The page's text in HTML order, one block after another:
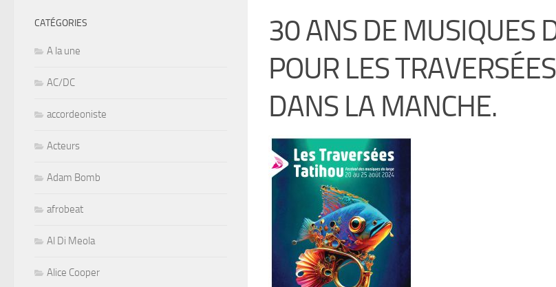
30 ANS DE MUSIQUES
POUR LES
DANS LA MANCHE.
CATÉGORIES
A la une
AC/DC
accordeoniste
Acteurs
Adam Bomb
afrobeat
Al Di Meola
Alice Cooper